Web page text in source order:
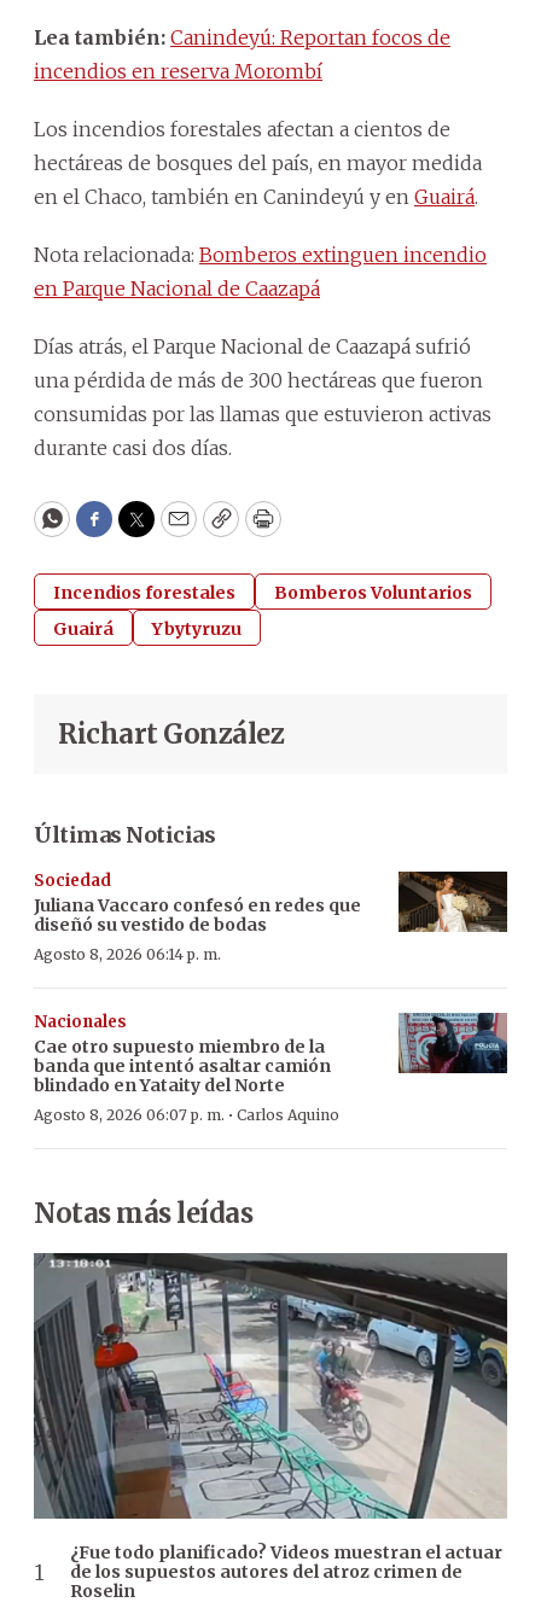
Lea también: Canindeyú: Reportan focos de
incendios en reserva Morombí
Los incendios forestales afectan a cientos de
hectáreas de bosques del país, en mayor medida
en el Chaco, también en Canindeyú y en Guairá.
Nota relacionada: Bomberos extinguen incendio
en Parque Nacional de Caazapá
Días atrás, el Parque Nacional de Caazapá sufrió
una pérdida de más de 300 hectáreas que fueron
consumidas por las llamas que estuvieron activas
durante casi dos días.
WhatsApp
Facebook
Twitter
EmailCopyPrint
Incendios forestales
Bomberos Voluntarios
Guairá
Ybytyruzu
Richart González
Últimas Noticias
Sociedad
Juliana Vaccaro confesó en redes que
diseñó su vestido de bodas
Agosto 8, 2026 06:14 p. m.
Nacionales
Cae otro supuesto miembro de la
banda que intentó asaltar camión
blindado en Yataity del Norte
Agosto 8, 2026 06:07 p. m. · Carlos Aquino
Notas más leídas
¿Fue todo planificado? Videos muestran el actuar
de los supuestos autores del atroz crimen de
Roselin